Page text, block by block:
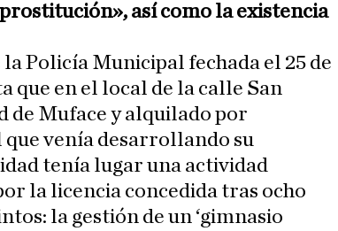
así como la existencia
Policía Municipal fechada el 25 de
que en el local de la calle San
de Muface y alquilado por
que venía desarrollando su
tenía lugar una actividad
la licencia concedida tras ocho
la gestión de un ‘gimnasio